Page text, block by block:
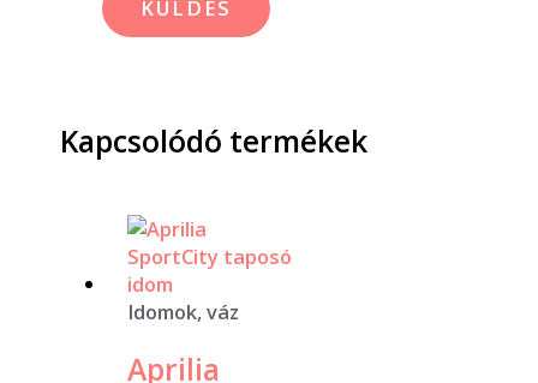
Kapcsolódó termékek
Idomok, váz
Aprilia